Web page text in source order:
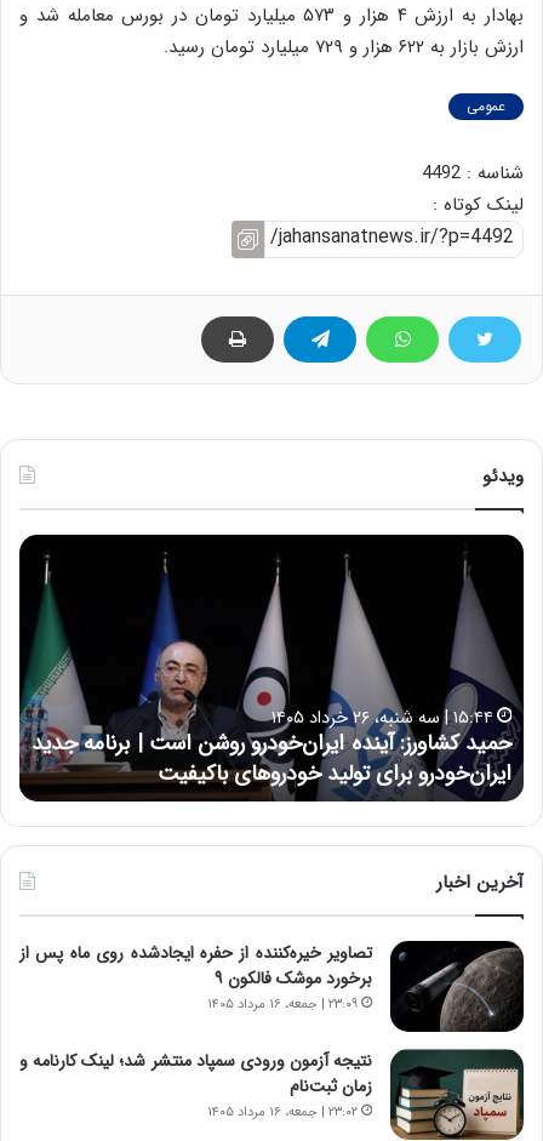
بهادار به ارزش ۴ هزار و ۵۷۳ میلیارد تومان در بورس معامله شد و
ارزش بازار به ۶۲۲ هزار و ۷۲۹ میلیارد تومان رسید.
عمومی
شناسه : 4492
لینک کوتاه :
ویدئو
ح
ش
ا
و
ر
ز
:
آ
ی
ن
ا
ی
ر
ا
ن‌
خ
و
د
۱۵:۴۴ | سه شنبه، ۲۶ خرداد ۱۴۰۵
حمید کشاورز: آینده ایران‌خودرو روشن است | برنامه جدید
ایران‌خودرو برای تولید خودروهای باکیفیت
ر
ط
ا
آخرین اخبار
تصاویر خیره‌کننده از حفره ایجادشده روی ماه پس از
برخورد موشک فالکون ۹
۲۳:۰۹ | جمعه، ۱۶ مرداد ۱۴۰۵
نتیجه آزمون ورودی سمپاد منتشر شد؛ لینک کارنامه و
زمان ثبت‌نام
۲۳:۰۲ | جمعه، ۱۶ مرداد ۱۴۰۵